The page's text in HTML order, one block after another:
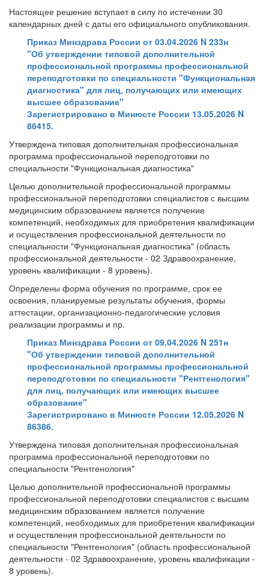
Настоящее решение вступает в силу по истечении 30
календарных дней с даты его официального опубликования.
Приказ Минздрава России от 03.04.2026 N 233н
"Об утверждении типовой дополнительной
профессиональной программы профессиональной
переподготовки по специальности "Функциональная
диагностика" для лиц, получающих или имеющих
высшее образование"
Зарегистрировано в Минюсте России 13.05.2026 N
86415.
Утверждена типовая дополнительная профессиональная
программа профессиональной переподготовки по
специальности "Функциональная диагностика"
Целью дополнительной профессиональной программы
профессиональной переподготовки специалистов с высшим
медицинским образованием является получение
компетенций, необходимых для приобретения квалификации
и осуществления профессиональной деятельности по
специальности "Функциональная диагностика" (область
профессиональной деятельности - 02 Здравоохранение,
уровень квалификации - 8 уровень).
Определены форма обучения по программе, срок ее
освоения, планируемые результаты обучения, формы
аттестации, организационно-педагогические условия
реализации программы и пр.
Приказ Минздрава России от 09.04.2026 N 251н
"Об утверждении типовой дополнительной
профессиональной программы профессиональной
переподготовки по специальности "Рентгенология"
для лиц, получающих или имеющих высшее
образование"
Зарегистрировано в Минюсте России 12.05.2026 N
86386.
Утверждена типовая дополнительная профессиональная
программа профессиональной переподготовки по
специальности "Рентгенология"
Целью дополнительной профессиональной программы
профессиональной переподготовки специалистов с высшим
медицинским образованием является получение
компетенций, необходимых для приобретения квалификации
и осуществления профессиональной деятельности по
специальности "Рентгенология" (область профессиональной
деятельности - 02 Здравоохранение, уровень квалификации -
8 уровень).